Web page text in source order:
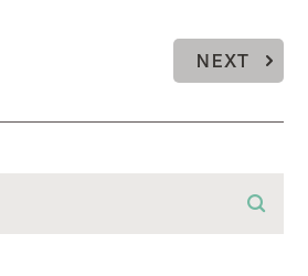
NEXT